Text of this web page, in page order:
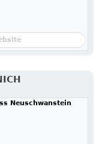
Neuschwanstein